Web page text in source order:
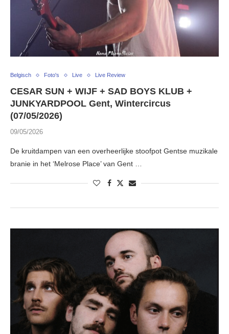
Belgisch Foto's Live Live Review
CESAR SUN + WIJF + SAD BOYS KLUB +
JUNKYARDPOOL Gent, Wintercircus
(07/05/2026)
09/05/2026
De kruitdampen van een overheerlijke stoofpot Gentse muzikale
branie in het ‘Melrose Place’ van Gent …